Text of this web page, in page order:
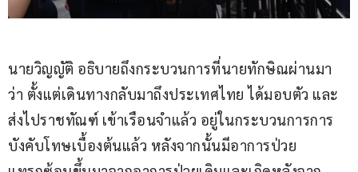
นายวิญญัติ อธิบายถึงกระบวนการที่นายทักษิณผ่านมา
ว่า ตั้งแต่เดินทางกลับมาถึงประเทศไทย ได้มอบตัว และ
ส่งไปราชทัณฑ์ เข้าเรือนจำแล้ว อยู่ในกระบวนการการ
บังคับโทษเบื้องต้นแล้ว หลังจากนั้นมีอาการป่วย